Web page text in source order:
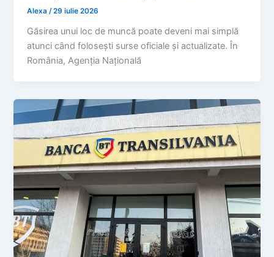
Alexa/29 iulie 2026
Găsirea unui loc de muncă poate deveni mai simplă
atunci când folosești surse oficiale și actualizate. În
România, Agenția Națională